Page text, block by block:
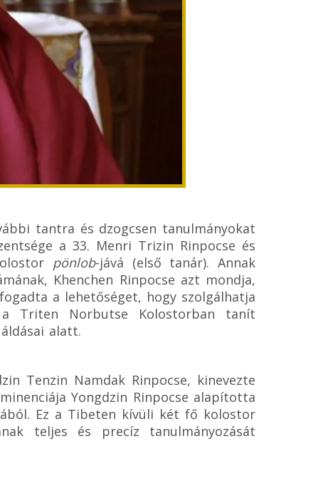
tantra és dzogcsen tanulmányokat
a 33. Menri Trizin Rinpocse és
pönlob-jává (első tanár). Annak
Khenchen Rinpocse azt mondja,
a lehetőséget, hogy szolgálhatja
Triten Norbutse Kolostorban tanít
alatt.
Tenzin Namdak Rinpocse, kinevezte
Yongdzin Rinpocse alapította
Ez a Tibeten kívüli két fő kolostor
teljes és precíz tanulmányozását